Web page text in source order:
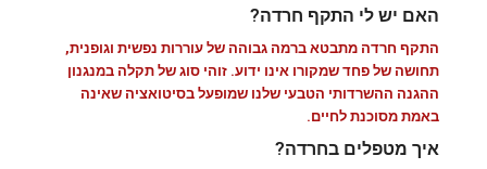
האם יש לי התקף חרדה?
התקף חרדה מתבטא ברמה גבוהה של עוררות נפשית וגופנית,
תחושה של פחד שמקורו אינו ידוע. זוהי סוג של תקלה במנגנון
ההגנה ההשרדותי הטבעי שלנו שמופעל בסיטואציה שאינה
באמת מסוכנת לחיים.
איך מטפלים בחרדה?